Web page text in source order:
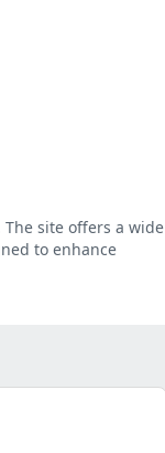
site offers a wide
to enhance